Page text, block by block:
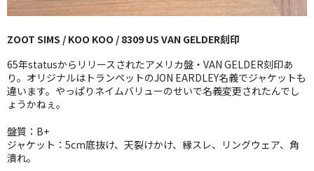
BLUE NOTE
JAZZ-EU
JAZZ-JP
JAZZ-VOCAL
J-POP
ROCK
ZOOT SIMS / KOO KOO / 8309 US VAN GELDER刻印
65年statusからリリースされたアメリカ盤・VAN GELDER刻印あ
り。オリジナルはトランペットのJON EARDLEY名義でジャケットも
違います。やっぱりネイムバリューのせいで名義変更されたんでし
ょうかねぇ。
盤質：B+
ジャケット：5cm底抜け、天裂けかけ、縁スレ、リングウェア、角
潰れ。